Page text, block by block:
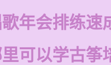
年会排练速
可以学古筝